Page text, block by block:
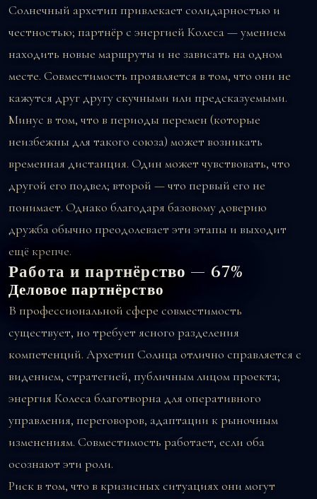
Солнечный архетип привлекает солидарностью и
честностью; партнёр с энергией Колеса — умением
находить новые маршруты и не зависать на одном
месте. Совместимость проявляется в том, что они не
кажутся друг другу скучными или предсказуемыми.
Минус в том, что в периоды перемен (которые
неизбежны для такого союза) может возникать
временная дистанция. Один может чувствовать, что
другой его подвел; второй — что первый его не
понимает. Однако благодаря базовому доверию
дружба обычно преодолевает эти этапы и выходит
ещё крепче.
Работа и партнёрство — 67%
Деловое партнёрство
В профессиональной сфере совместимость
существует, но требует ясного разделения
компетенций. Архетип Солнца отлично справляется с
видением, стратегией, публичным лицом проекта;
энергия Колеса благотворна для оперативного
управления, переговоров, адаптации к рыночным
изменениям. Совместимость работает, если оба
осознают эти роли.
Риск в том, что в кризисных ситуациях они могут